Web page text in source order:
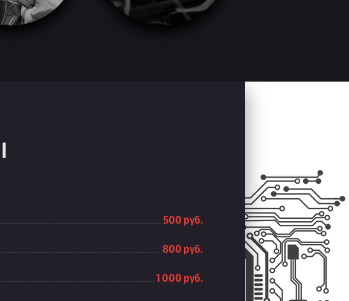
500 руб.
800 руб.
1 000 руб.